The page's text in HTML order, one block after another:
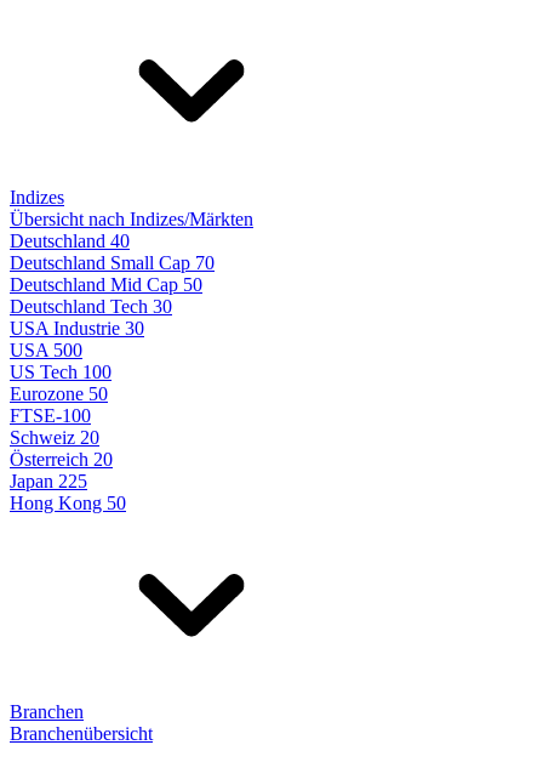
Indizes
Übersicht nach Indizes/Märkten
Deutschland 40
Deutschland Small Cap 70
Deutschland Mid Cap 50
Deutschland Tech 30
USA Industrie 30
USA 500
US Tech 100
Eurozone 50
FTSE-100
Schweiz 20
Österreich 20
Japan 225
Hong Kong 50
Branchen
Branchenübersicht